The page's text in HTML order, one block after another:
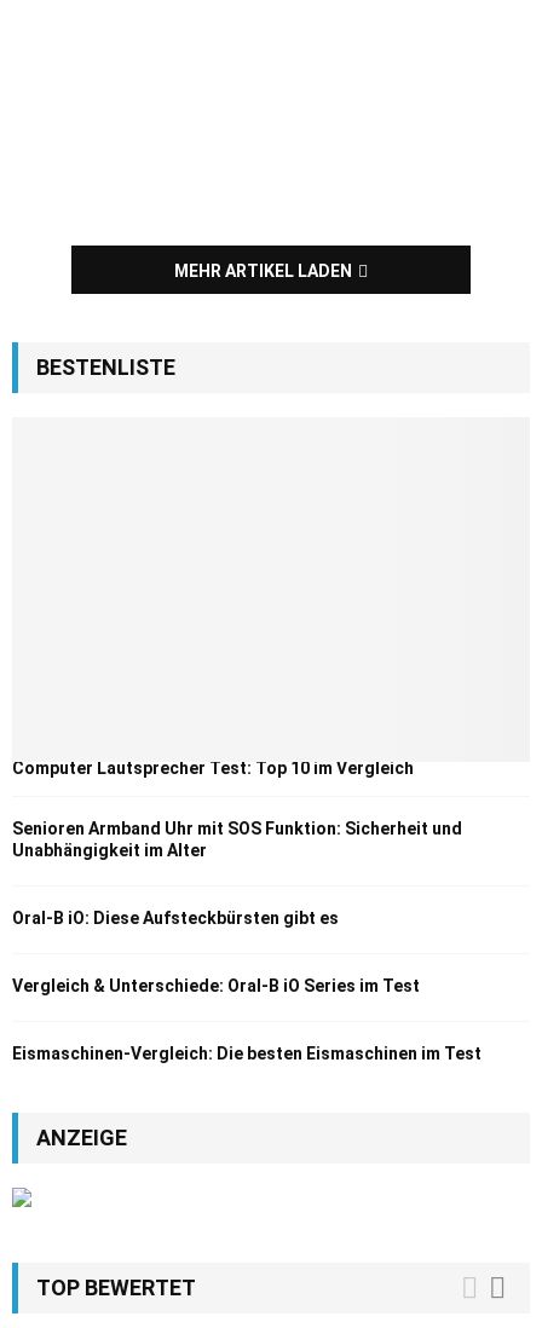
MEHR ARTIKEL LADEN
BESTENLISTE
Computer Lautsprecher Test: Top 10 im Vergleich
Senioren Armband Uhr mit SOS Funktion: Sicherheit und
Unabhängigkeit im Alter
Oral-B iO: Diese Aufsteckbürsten gibt es
Vergleich & Unterschiede: Oral-B iO Series im Test
Eismaschinen-Vergleich: Die besten Eismaschinen im Test
ANZEIGE
TOP BEWERTET